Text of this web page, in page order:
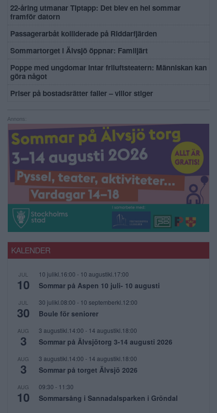
22-åring utmanar Tiptapp: Det blev en hel sommar
framför datorn
Passagerarbåt kolliderade på Riddarfjärden
Sommartorget i Älvsjö öppnar: Familjärt
Poppe med ungdomar intar friluftsteatern: Människan kan
göra något
Priser på bostadsrätter faller – villor stiger
Annons:
KALENDER
JUL
10
10 julikl.16:00 - 10 augustikl.17:00
Sommar på Aspen 10 juli- 10 augusti
JUL
30
30 julikl.08:00 - 10 septemberkl.12:00
Boule för seniorer
AUG
3
3 augustikl.14:00 - 14 augustikl.18:00
Sommar på Älvsjötorg 3-14 augusti 2026
AUG
3
3 augustikl.14:00 - 14 augustikl.18:00
Sommar på torget Älvsjö 2026
AUG
10
09:30 - 11:30
Sommarsång i Sannadalsparken i Gröndal